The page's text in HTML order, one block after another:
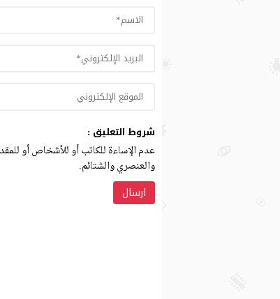
شروط التعليق :
عدم الإساءة للكاتب أو للأشخاص أو
والعنصري والشتائم.